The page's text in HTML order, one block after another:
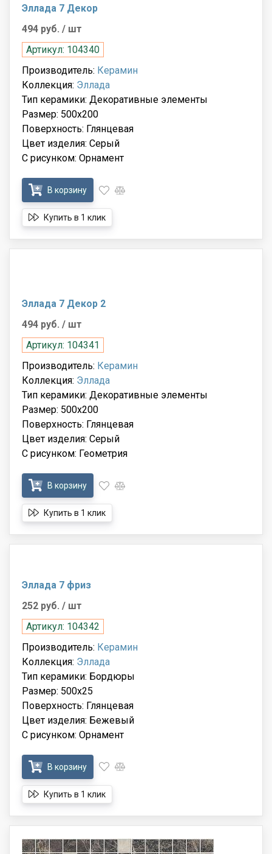
Эллада 7 Декор
494 руб. / шт
Артикул: 104340
Производитель: Керамин
Коллекция: Эллада
Тип керамики: Декоративные элементы
Размер: 500x200
Поверхность: Глянцевая
Цвет изделия: Серый
С рисунком: Орнамент
В корзину
Купить в 1 клик
Эллада 7 Декор 2
494 руб. / шт
Артикул: 104341
Производитель: Керамин
Коллекция: Эллада
Тип керамики: Декоративные элементы
Размер: 500x200
Поверхность: Глянцевая
Цвет изделия: Серый
С рисунком: Геометрия
В корзину
Купить в 1 клик
Эллада 7 фриз
252 руб. / шт
Артикул: 104342
Производитель: Керамин
Коллекция: Эллада
Тип керамики: Бордюры
Размер: 500x25
Поверхность: Глянцевая
Цвет изделия: Бежевый
С рисунком: Орнамент
В корзину
Купить в 1 клик